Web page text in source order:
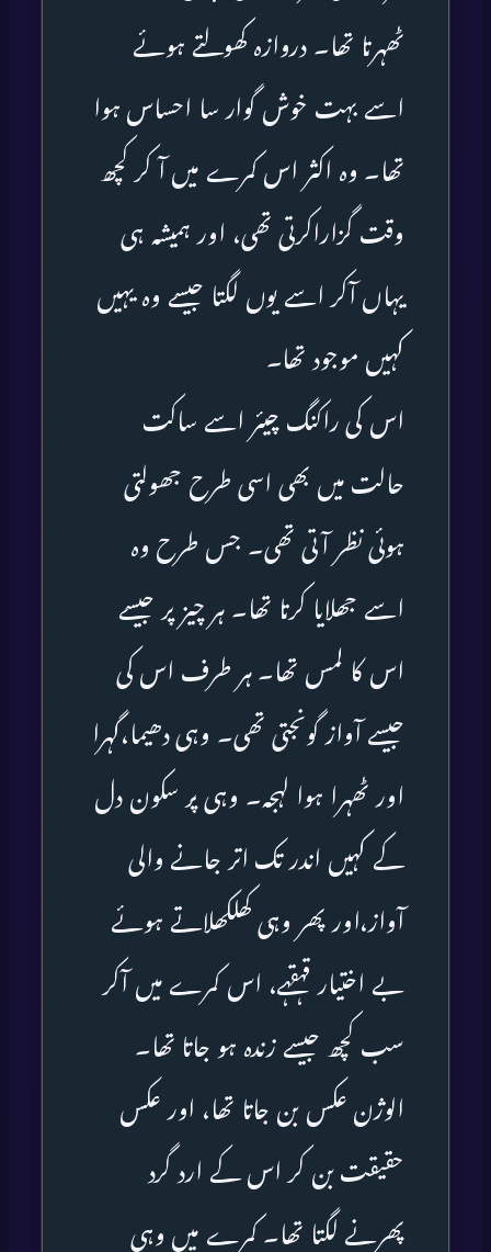
ٹھہرتا تھا۔ دروازہ کھولتے ہوئے
اسے بہت خوش گوار سا احساس ہوا
تھا۔ وہ اکثر اس کمرے میں آ کر کچھ
وقت گزاراکرتی تھی، اور ہمیشہ ہی
یہاں آکر اسے یوں لگتا جیسے وہ یہیں
کہیں موجود تھا۔
اس کی راکنگ چیئر اسے ساکت
حالت میں بھی اسی طرح جھولتی
ہوئی نظر آتی تھی۔ جس طرح وہ
اسے جھلایا کرتا تھا۔ ہر چیز پر جیسے
اس کا لمس تھا۔ ہر طرف اس کی
جیسے آواز گونجتی تھی۔ وہی دھیما،گہرا
اور ٹھہرا ہوا لہجہ۔ وہی پر سکون دل
کے کہیں اندر تک اتر جانے والی
آواز،اور پھر وہی کھلکھلاتے ہوئے
بے اختیار قہقہے، اس کمرے میں آکر
سب کچھ جیسے زندہ ہو جاتا تھا۔
الوژن عکس بن جاتا تھا، اور عکس
حقیقت بن کر اس کے ارد گرد
پھرنے لگتا تھا۔ کمرے میں وہی